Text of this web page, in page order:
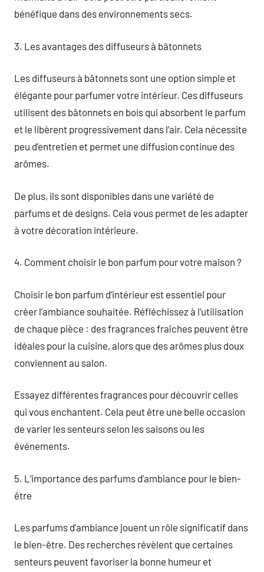
bénéfique dans des environnements secs.
3. Les avantages des diffuseurs à bâtonnets
Les diffuseurs à bâtonnets sont une option simple et
élégante pour parfumer votre intérieur. Ces diffuseurs
utilisent des bâtonnets en bois qui absorbent le parfum
et le libèrent progressivement dans l’air. Cela nécessite
peu d’entretien et permet une diffusion continue des
arômes.
De plus, ils sont disponibles dans une variété de
parfums et de designs. Cela vous permet de les adapter
à votre décoration intérieure.
4. Comment choisir le bon parfum pour votre maison ?
Choisir le bon parfum d’intérieur est essentiel pour
créer l’ambiance souhaitée. Réfléchissez à l’utilisation
de chaque pièce : des fragrances fraîches peuvent être
idéales pour la cuisine, alors que des arômes plus doux
conviennent au salon.
Essayez différentes fragrances pour découvrir celles
qui vous enchantent. Cela peut être une belle occasion
de varier les senteurs selon les saisons ou les
événements.
5. L’importance des parfums d’ambiance pour le bien-
être
Les parfums d’ambiance jouent un rôle significatif dans
le bien-être. Des recherches révèlent que certaines
senteurs peuvent favoriser la bonne humeur et